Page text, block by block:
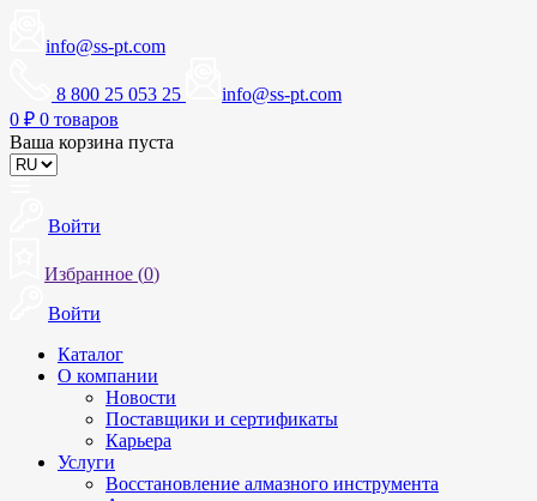
info@ss-pt.com
8 800 25 053 25
info@ss-pt.com
0 ₽ 0 товаров
Ваша корзина пуста
Войти
Избранное (0)
Войти
Каталог
О компании
Новости
Поставщики и сертификаты
Карьера
Услуги
Восстановление алмазного инструмента